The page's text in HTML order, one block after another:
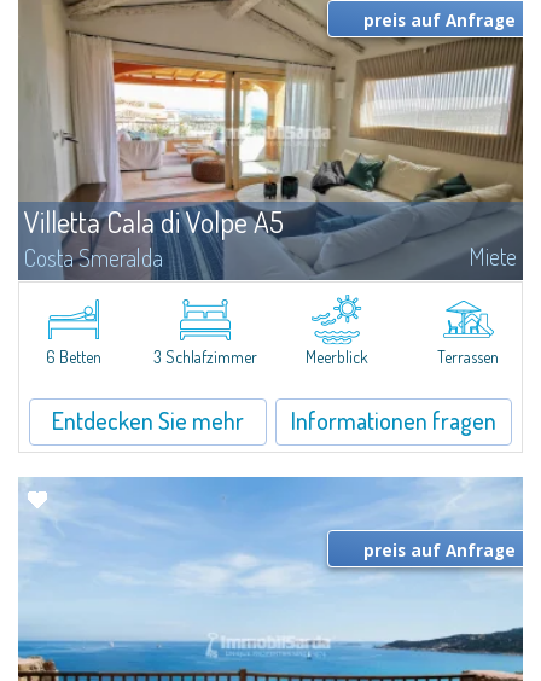
Villetta Cala di Volpe A5
Costa Smeralda Miete
​Elegant villetta for sale or rent in a newly built residential complex
featuring a condo swimming pool and green areas, facing the renowned
Cala di Volpe.The Residence is surrounded by the Mediterranean maquis
and...
preis auf Anfrage
6 Betten 3 Schlafzimmer Meerblick Terrassen
Entdecken Sie mehr Informationen fragen
preis auf Anfrage